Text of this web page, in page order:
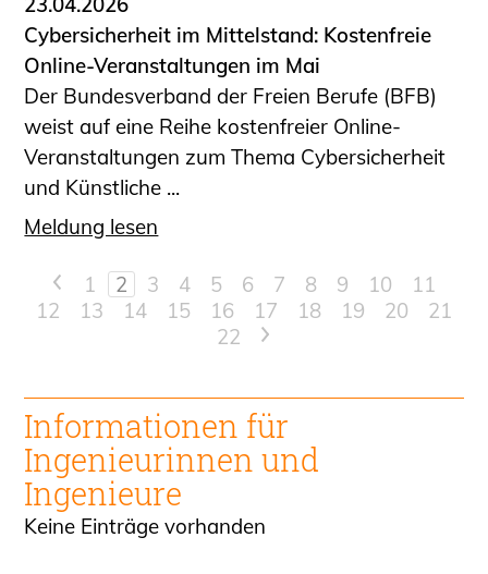
Cybersicherheit im Mittelstand: Kostenfreie
Online-Veranstaltungen im Mai
Der Bundesverband der Freien Berufe (BFB)
weist auf eine Reihe kostenfreier Online-
Veranstaltungen zum Thema Cybersicherheit
und Künstliche ...
Meldung lesen
< 1 2 3 4 5 6 7 8 9 10
11
12
13 14 15 16 17 18 19 20
21
22
>
Informationen für
Ingenieurinnen und
Ingenieure
Keine Einträge vorhanden